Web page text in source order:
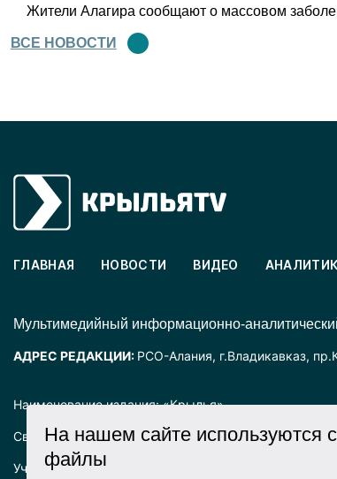
Жители Алагира сообщают о массовом
ВСЕ НОВОСТИ
Наименование издания: «Крылья».
Свидетельство о регистрации СМИ ЭЛ № ФС77-
Учредитель: ООО «Крылья».
ГЛАВНАЯ НОВОСТИ ВИДЕО
Mультимедийный информационно-
АДРЕС РЕДАКЦИИ: РСО-Алания, г.Владикавказ,
На нашем сайте используются
файлы